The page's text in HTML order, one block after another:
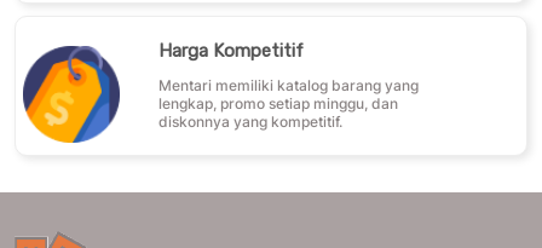
Harga Kompetitif
Mentari memiliki katalog barang yang
lengkap, promo setiap minggu, dan
diskonnya yang kompetitif.